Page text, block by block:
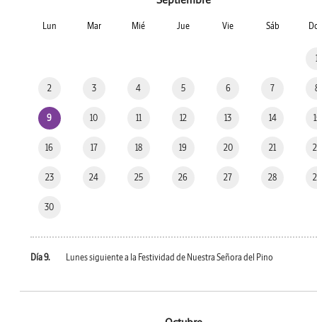
Lun Mar Mié Jue Vie Sáb
2 3 4 5 6 7
9 10 11 12 13 14
16 17 18 19 20 21
23 24 25 26 27 28
30
Día 9. Lunes siguiente a la Festividad de Nuestra Señora del Pino